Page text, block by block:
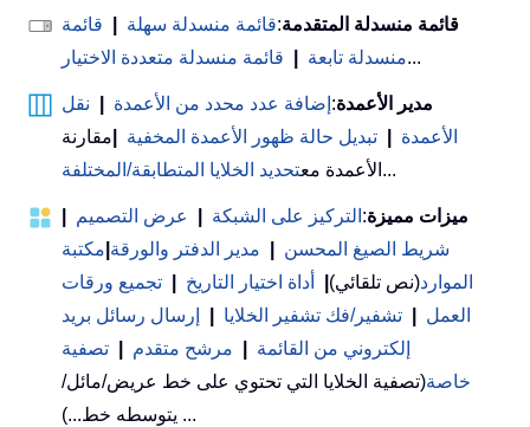
قائمة منسدلة المتقدمة:قائمة منسدلة سهلة
قائمة
منسدلة تابعة
قائمة منسدلة متعددة الاختيار ...
مدير الأعمدة: إضافة عدد محدد من الأعمدة
نقل
الأعمدة
تبديل حالة ظهور الأعمدة المخفية
مقارنة
الأعمدة معتحديد الخلايا المتطابقة/المختلفة ...
ميزات مميزة: التركيز على الشبكة عرض التصميم
شريط الصيغ المحسن
مدير الدفتر والورقة مكتبة
الموارد(نص تلقائي) أداة اختيار التاريخ
تجميع ورقات
العمل
تشفير/فك تشفير الخلايا
إرسال رسائل بريد
إلكتروني من القائمة
مرشح متقدم
تصفية
خاصة(تصفية الخلايا التي تحتوي على خط عريض/مائل/
يتوسطه خط...) ...